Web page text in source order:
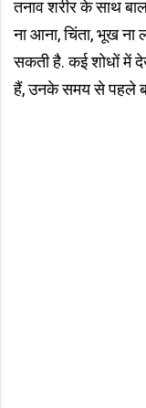
तनाव शरीर के साथ
ना आना, चिंता, भूख ना
सकती है. कई शोधों में
हैं, उनके समय से पहले